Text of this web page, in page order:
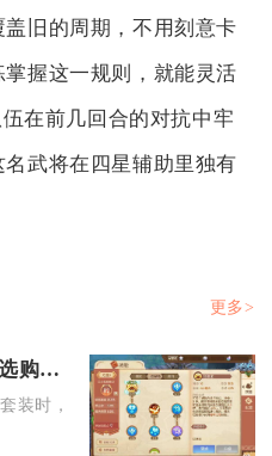
旧的周期，不用刻意卡
握这一规则，就能灵活
在前几回合的对抗中牢
武将在四星辅助里独有
更多>
风之大陆圣骑士套装选购有什么技巧
装时，核心技巧是优先锁定兼具